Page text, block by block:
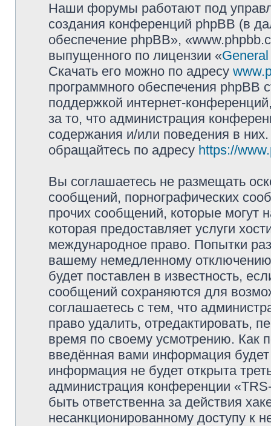
Наши форумы работают под
создания конференций phpBB (в
обеспечение phpBB»,
выпущенного по лицензии «
Скачать его можно по адресу
программного обеспечения phpBB
поддержкой интернет-
за то, что администрация
содержания и/или поведения в
обращайтесь по адресу https://
Вы соглашаетесь не размещать
сообщений, порнографических
прочих сообщений, которые могут
которая предоставляет услуги
международное право. Попытки
вашему немедленному
будет поставлен в известность,
сообщений сохраняются для
соглашаетесь с тем, что
право удалить, отредактировать,
время по своему усмотрению. Как
введённая вами информация
информация не будет открыта
администрация конференции
быть ответственна за действия
несанкционированному доступу к